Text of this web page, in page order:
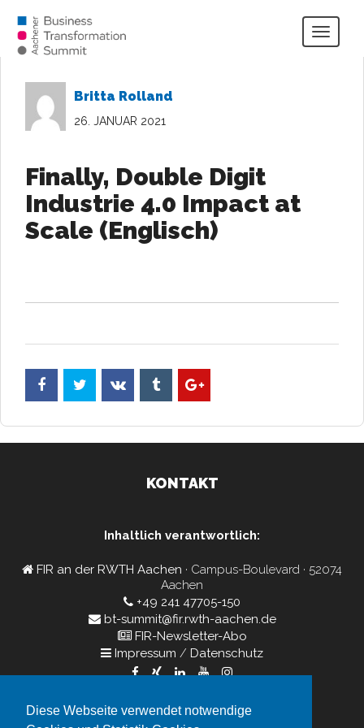
Diese Webseite verwendet notwendige
Britta Rolland
26. JANUAR 2021
Finally, Double Digit
Industrie 4.0 Impact at
Scale (Englisch)
KONTAKT
Inhaltlich verantwortlich:
FIR an der RWTH Aachen · Campus-Boulevard · 52074
Aachen
+49 241 47705-150
bt-summit@fir.rwth-aachen.de
FIR-Newsletter-Abo
Impressum / Datenschutz
Veranstalter: